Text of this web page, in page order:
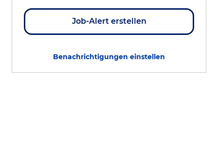
Job-Alert erstellen
Benachrichtigungen einstellen